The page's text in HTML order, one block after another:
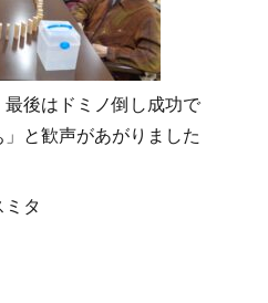
後はドミノ倒し成功で
と歓声があがりました
ミタ